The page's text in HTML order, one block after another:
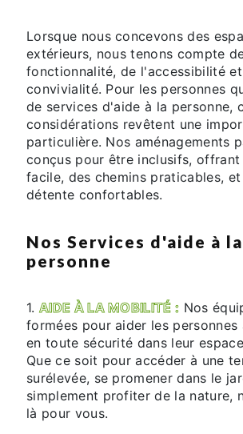
Lorsque nous concevons des
extérieurs, nous tenons compte
fonctionnalité, de l'accessibilité
convivialité. Pour les personnes
de services d'aide à la personne,
considérations revêtent une
particulière. Nos aménagements
conçus pour être inclusifs, offrant
facile, des chemins praticables,
détente confortables.
Nos Services d'aide à la
personne
1. AIDE À LA MOBILITÉ : Nos
formées pour aider les personnes
en toute sécurité dans leur
Que ce soit pour accéder à une
surélevée, se promener dans le
simplement profiter de la nature,
là pour vous.